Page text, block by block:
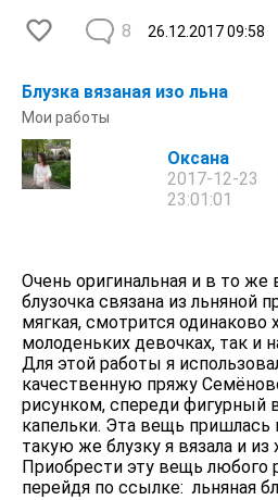
26.12.201709:58
8
Блузка вязаная изо льна
Мои работы
Оксана
2017-12-23
23:01:01
Очень оригинальная и в то же
блузочка связана из льняной
мягкая, смотрится одинаково
молоденьких девочках, так и
Для этой работы я
качественную пряжу
рисунком, спереди фигурный
капельки. Эта вещь пришлась
такую же блузку я вязала и из
Приобрести эту вещь любого
перейдя по ссылке: льняная